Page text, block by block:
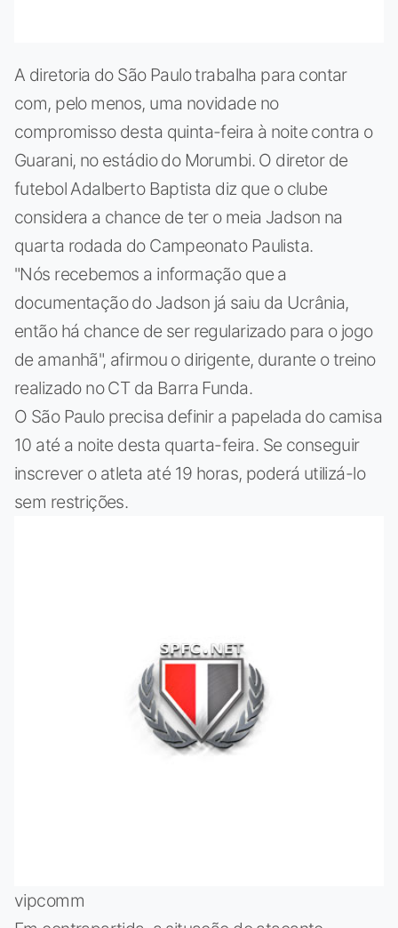
A diretoria do São Paulo trabalha para contar
com, pelo menos, uma novidade no
compromisso desta quinta-feira à noite contra o
Guarani, no estádio do Morumbi. O diretor de
futebol Adalberto Baptista diz que o clube
considera a chance de ter o meia Jadson na
quarta rodada do Campeonato Paulista.
"Nós recebemos a informação que a
documentação do Jadson já saiu da Ucrânia,
então há chance de ser regularizado para o jogo
de amanhã", afirmou o dirigente, durante o treino
realizado no CT da Barra Funda.
O São Paulo precisa definir a papelada do camisa
10 até a noite desta quarta-feira. Se conseguir
inscrever o atleta até 19 horas, poderá utilizá-lo
sem restrições.
vipcomm